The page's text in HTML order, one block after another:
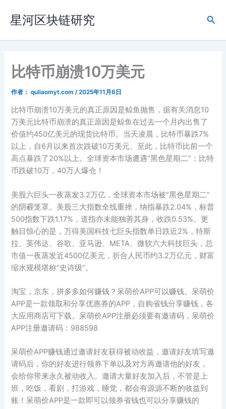
容
星河区块链研究
搜
比特币崩溃10万美元
作者： quliaomyt.com /2025年11月6日
比特币崩溃10万美元的真正原因是鲸鱼抛售，据有关消息10
万美元比特币崩溃的真正原因是鲸鱼在过去一个月内出售了
价值约450亿美元的现货比特币。当天凌晨，比特币暴跌7%
以上，自6月以来首次跌破10万美元。至此，比特币比前一个
高点暴跌了20%以上。全球资本市场遭遇“黑色星期二”：比特
币跌破10万，40万人爆仓！
美股六巨头一夜蒸发3.2万亿，全球资本市场被“黑色星期二”
的阴霾笼罩。美股三大指数全线重挫，纳指暴跌2.04%，标普
500指数下跌1.17%，道指亦未能独善其身，收跌0.53%。更
触目惊心的是，万得美国科技七巨头指数单日跌近2%，特斯
拉、英伟达、谷歌、亚马逊、META、微软六大科技巨头，总
市值一夜蒸发近4500亿美元，折合人民币约3.2万亿元，财富
缩水规模堪称“史诗级”。
淘宝，京东，拼多多如何赚钱？呆萌价APP可以赚钱。呆萌价
APP是一款领取和分享优惠券的APP，自购省钱分享赚钱，各
大应用商店可下载。呆萌价APP注册必须要有邀请码，呆萌价
APP注册邀请码：988598
呆萌价APP赚钱通过邀请好友获得被动收益，邀请好友填写邀
请码后，你的好友进行领券下单以及对方再邀请他的好友，
会给你带来永久被动收入。邀请大量好友加入后，不管是上
班，吃饭，看剧，打游戏，睡觉，都会有源源不断的收益到
账！呆萌价APP是一款即可以领券省钱也可以分享赚钱的